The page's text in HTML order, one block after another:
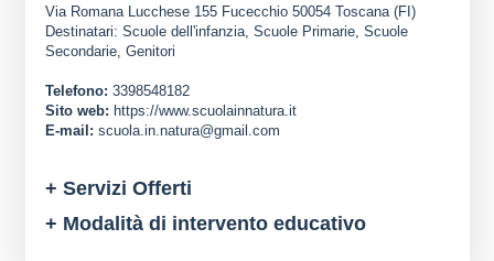
Via Romana Lucchese 155 Fucecchio 50054 Toscana (FI)
Destinatari: Scuole dell'infanzia, Scuole Primarie, Scuole
Secondarie, Genitori
Telefono: 3398548182
Sito web: https://www.scuolainnatura.it
E-mail: scuola.in.natura@gmail.com
+ Servizi Offerti
+ Modalità di intervento educativo